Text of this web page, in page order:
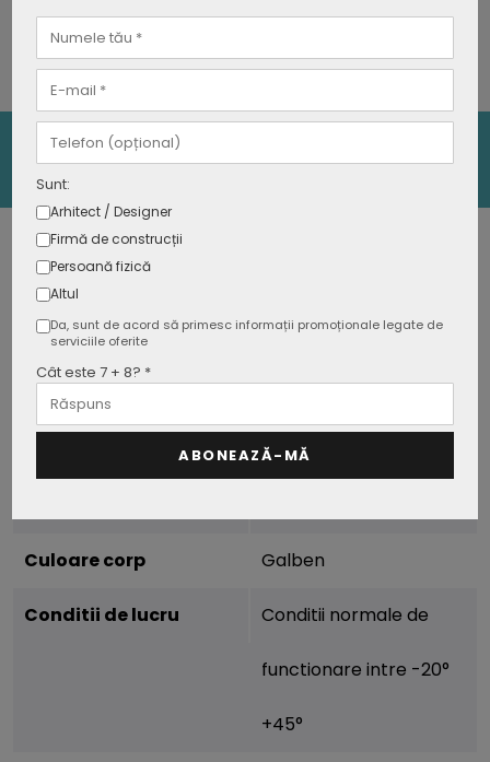
• In stoc • Stoc: La comanda
Specificatii tehnice
Descarca materiale
Tip soclu
Putere
Voltaj
50Hz
Culoare corp Galben
Conditii de lucru Conditii normale de
functionare intre -20°
+45°
Sunt:
Arhitect / Designer
Firmă de construcții
Persoană fizică
Altul
Da, sunt de acord să primesc informații promoționale legate de
serviciile oferite
Cât este 7 + 8? *
ABONEAZĂ-MĂ